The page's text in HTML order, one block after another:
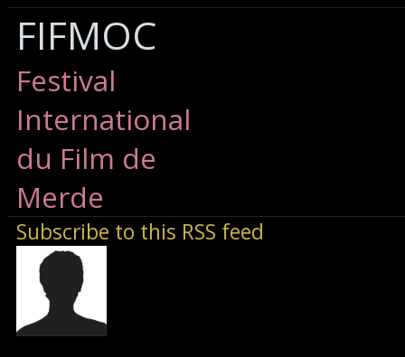
FIFMOC
Festival
International
du Film de
Merde
Subscribe to this RSS feed